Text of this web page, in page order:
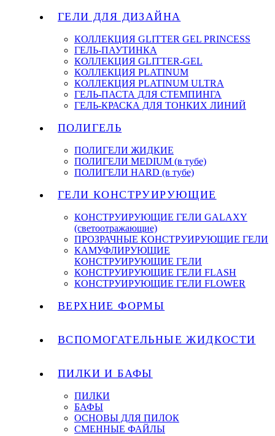
ГЕЛИ ДЛЯ ДИЗАЙНА
КОЛЛЕКЦИЯ GLITTER GEL PRINCESS
ГЕЛЬ-ПАУТИНКА
КОЛЛЕКЦИЯ GLITTER-GEL
КОЛЛЕКЦИЯ PLATINUM
КОЛЛЕКЦИЯ PLATINUM ULTRA
ГЕЛЬ-ПАСТА ДЛЯ СТЕМПИНГА
ГЕЛЬ-КРАСКА ДЛЯ ТОНКИХ ЛИНИЙ
ПОЛИГЕЛЬ
ПОЛИГЕЛИ ЖИДКИЕ
ПОЛИГЕЛИ MEDIUM (в тубе)
ПОЛИГЕЛИ HARD (в тубе)
ГЕЛИ КОНСТРУИРУЮЩИЕ
КОНСТРУИРУЮЩИЕ ГЕЛИ GALAXY
(светоотражающие)
ПРОЗРАЧНЫЕ КОНСТРУИРУЮЩИЕ ГЕЛИ
КАМУФЛИРУЮЩИЕ
КОНСТРУИРУЮЩИЕ ГЕЛИ
КОНСТРУИРУЮЩИЕ ГЕЛИ FLASH
КОНСТРУИРУЮЩИЕ ГЕЛИ FLOWER
ВЕРХНИЕ ФОРМЫ
ВСПОМОГАТЕЛЬНЫЕ ЖИДКОСТИ
ПИЛКИ И БАФЫ
ПИЛКИ
БАФЫ
ОСНОВЫ ДЛЯ ПИЛОК
СМЕННЫЕ ФАЙЛЫ